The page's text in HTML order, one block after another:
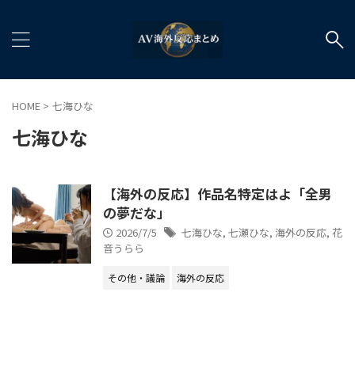
HOME > 七海ひな
七海ひな
【海外の反応】作品名特定はよ「全男
の夢だな」
2026/7/5 七海ひな, 七瀬ひな, 海外の反応, 花
音うらら
その他・議論 海外の反応